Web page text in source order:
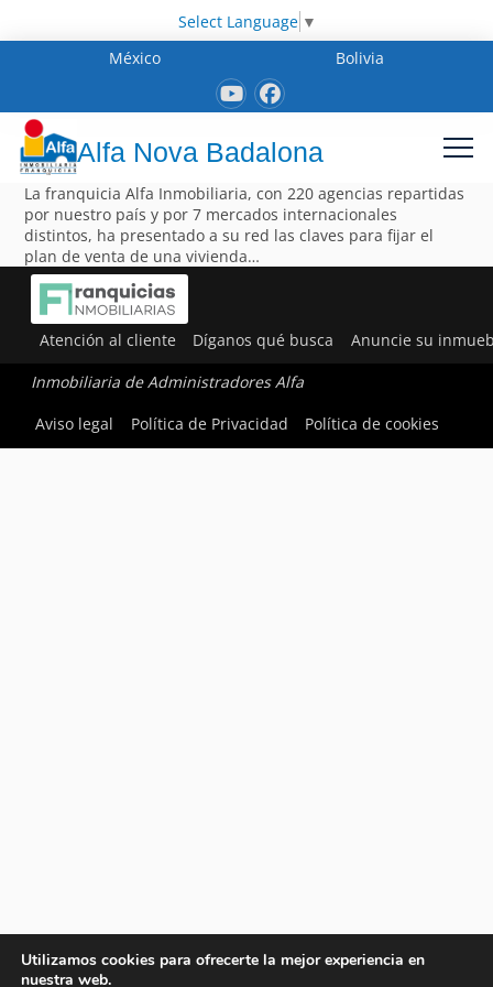
Select Language ▼
México
Bolivia
Alfa Nova Badalona
La franquicia Alfa Inmobiliaria, con 220 agencias repartidas
por nuestro país y por 7 mercados internacionales
distintos, ha presentado a su red las claves para fijar el
plan de venta de una vivienda…
Atención al cliente Díganos qué busca Anuncie su
Inmobiliaria de Administradores Alfa
Aviso legal
Política de Privacidad Política de cookies
Utilizamos cookies para ofrecerte la mejor experiencia en
nuestra web.